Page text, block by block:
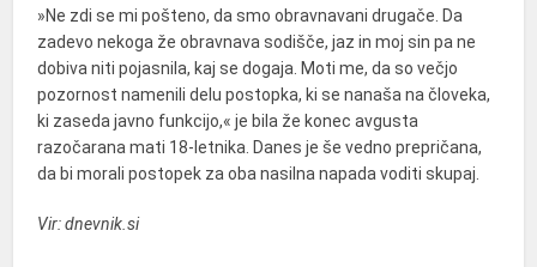
»Ne zdi se mi pošteno, da smo obravnavani drugače. Da
zadevo nekoga že obravnava sodišče, jaz in moj sin pa ne
dobiva niti pojasnila, kaj se dogaja. Moti me, da so večjo
pozornost namenili delu postopka, ki se nanaša na človeka,
ki zaseda javno funkcijo,« je bila že konec avgusta
razočarana mati 18-letnika. Danes je še vedno prepričana,
da bi morali postopek za oba nasilna napada voditi skupaj.
Vir: dnevnik.si